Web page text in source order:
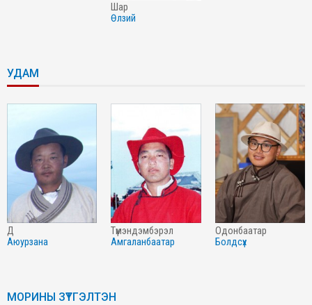
шар
өлзий
УДАМ
д
аюурзана
түмэндэмбэрэл
амгаланбаатар
одонбаатар
болдсүх
МОРИНЫ ЗҮТГЭЛТЭН